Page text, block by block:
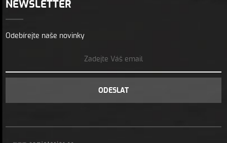
NEWSLETTER
Odebírejte naše novinky
ODESLAT